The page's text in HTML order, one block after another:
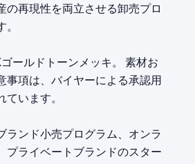
の再現性を両立させる卸売プロ
ールドトーンメッキ。 素材お
事項は、バイヤーによる承認用
います。
ランド小売プログラム、オンラ
プライベートブランドのスター